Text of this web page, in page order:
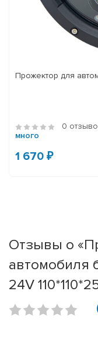
Прожектор для
0
много
1 670 ₽
Отзывы о
автомобиля
24V